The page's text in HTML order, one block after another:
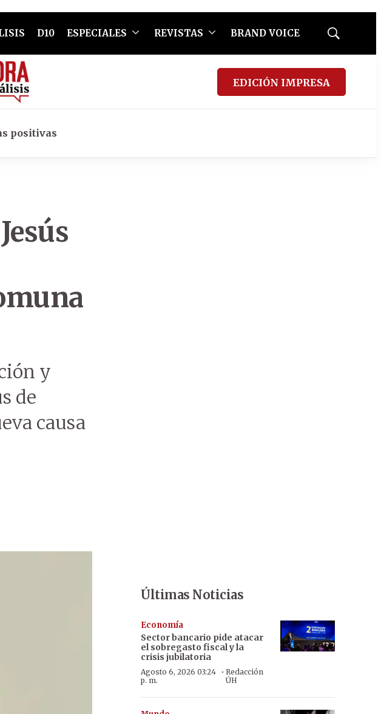
D10 ESPECIALES REVISTAS BRAND VOICE
Mostrar
EDICIÓN IMPRESA
positivas
y
de
causa
Últimas Noticias
Economía
Sector bancario pide atacar
el sobregasto fiscal y la
crisis jubilatoria
Agosto 6, 2026 03:24
p. m.
· Redacción
ÚH